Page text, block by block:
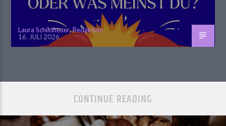
Laura Schildheuer,Redaktion
16. JULI 2026
CONTINUE READING